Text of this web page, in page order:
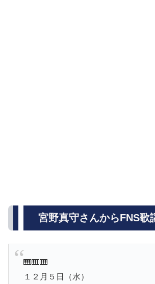
宮野真守さんからFNS歌
🎹🎹🎹
１２月５日（水）